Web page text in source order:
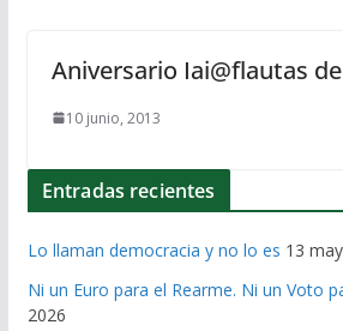
Aniversario Iai@flautas
10 junio, 2013
Entradas recientes
Lo llaman democracia y no lo es 13
Ni un Euro para el Rearme. Ni un Voto
2026